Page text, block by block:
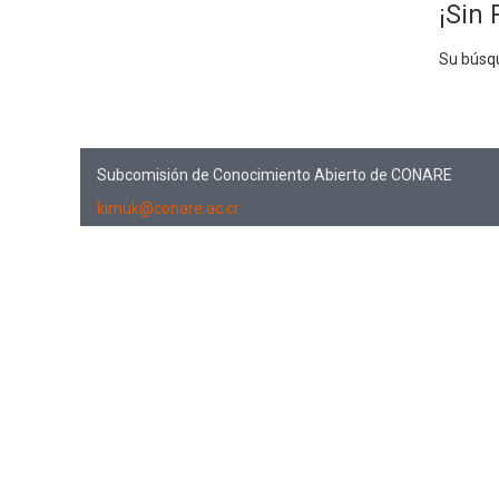
¡Sin
Su
Subcomisión de Conocimiento Abierto de CONARE
kimuk@conare.ac.cr